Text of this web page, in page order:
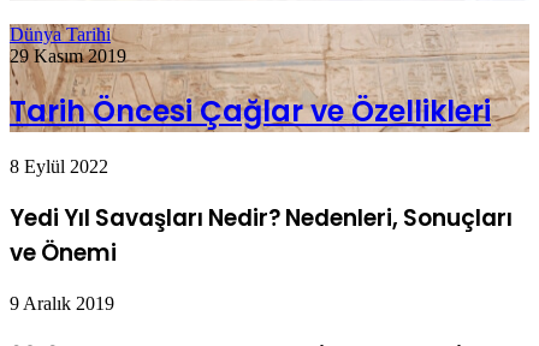
Dünya Tarihi
29 Kasım 2019
Tarih Öncesi Çağlar ve Özellikleri
8 Eylül 2022
Yedi Yıl Savaşları Nedir? Nedenleri, Sonuçları
ve Önemi
9 Aralık 2019